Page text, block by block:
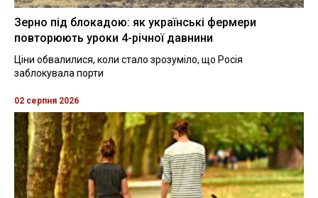
Зерно під блокадою: як українські фермери
повторюють уроки 4-річної давнини
Ціни обвалилися, коли стало зрозуміло, що Росія
заблокувала порти
02 серпня 2026